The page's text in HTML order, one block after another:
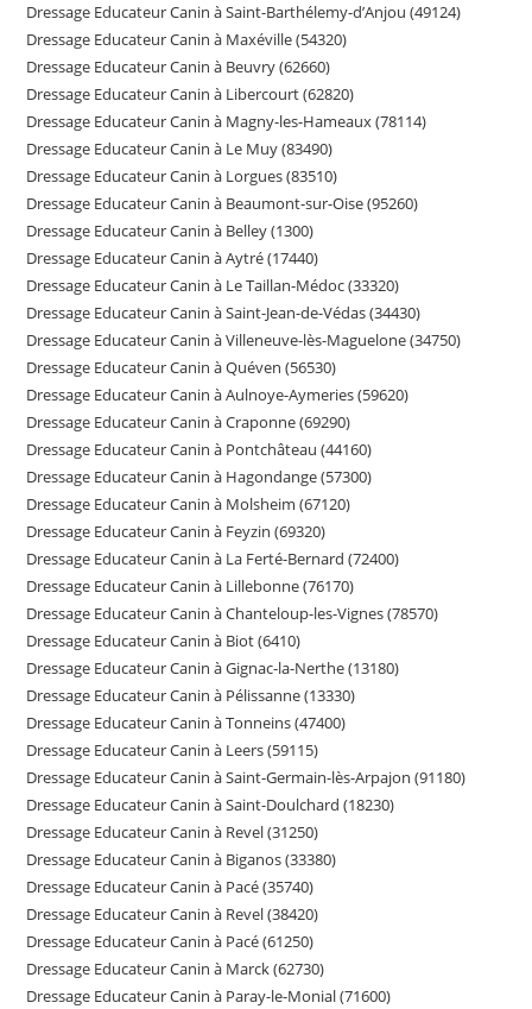
Dressage Educateur Canin à Saint-Barthélemy-d’Anjou (49124)
Dressage Educateur Canin à Maxéville (54320)
Dressage Educateur Canin à Beuvry (62660)
Dressage Educateur Canin à Libercourt (62820)
Dressage Educateur Canin à Magny-les-Hameaux (78114)
Dressage Educateur Canin à Le Muy (83490)
Dressage Educateur Canin à Lorgues (83510)
Dressage Educateur Canin à Beaumont-sur-Oise (95260)
Dressage Educateur Canin à Belley (1300)
Dressage Educateur Canin à Aytré (17440)
Dressage Educateur Canin à Le Taillan-Médoc (33320)
Dressage Educateur Canin à Saint-Jean-de-Védas (34430)
Dressage Educateur Canin à Villeneuve-lès-Maguelone (34750)
Dressage Educateur Canin à Quéven (56530)
Dressage Educateur Canin à Aulnoye-Aymeries (59620)
Dressage Educateur Canin à Craponne (69290)
Dressage Educateur Canin à Pontchâteau (44160)
Dressage Educateur Canin à Hagondange (57300)
Dressage Educateur Canin à Molsheim (67120)
Dressage Educateur Canin à Feyzin (69320)
Dressage Educateur Canin à La Ferté-Bernard (72400)
Dressage Educateur Canin à Lillebonne (76170)
Dressage Educateur Canin à Chanteloup-les-Vignes (78570)
Dressage Educateur Canin à Biot (6410)
Dressage Educateur Canin à Gignac-la-Nerthe (13180)
Dressage Educateur Canin à Pélissanne (13330)
Dressage Educateur Canin à Tonneins (47400)
Dressage Educateur Canin à Leers (59115)
Dressage Educateur Canin à Saint-Germain-lès-Arpajon (91180)
Dressage Educateur Canin à Saint-Doulchard (18230)
Dressage Educateur Canin à Revel (31250)
Dressage Educateur Canin à Biganos (33380)
Dressage Educateur Canin à Pacé (35740)
Dressage Educateur Canin à Revel (38420)
Dressage Educateur Canin à Pacé (61250)
Dressage Educateur Canin à Marck (62730)
Dressage Educateur Canin à Paray-le-Monial (71600)